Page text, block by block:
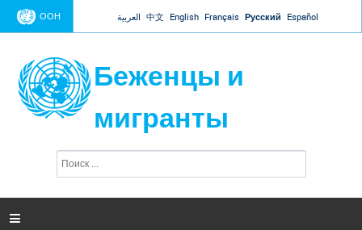
Jump to navigation
ООН العربية 中文 English Français Русский Español
Беженцы и
мигранты
и
